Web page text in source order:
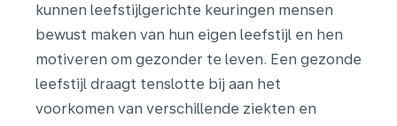
kunnen leefstijlgerichte keuringen mensen
bewust maken van hun eigen leefstijl en hen
motiveren om gezonder te leven. Een gezonde
leefstijl draagt tenslotte bij aan het
voorkomen van verschillende ziekten en